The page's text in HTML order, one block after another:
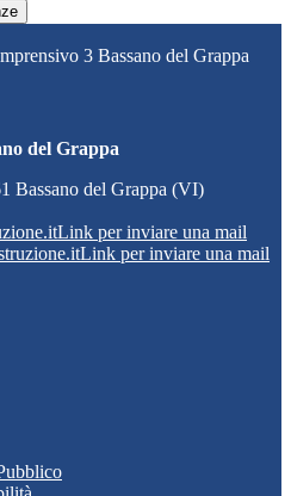
3 Bassano del Grappa
del Grappa
Bassano del Grappa (VI)
Link per inviare una mail
Link per inviare una mail